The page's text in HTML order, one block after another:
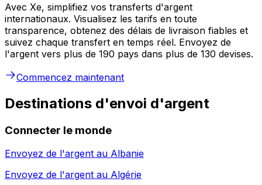
Avec Xe, simplifiez vos transferts d'argent
internationaux. Visualisez les tarifs en toute
transparence, obtenez des délais de livraison fiables et
suivez chaque transfert en temps réel. Envoyez de
l'argent vers plus de 190 pays dans plus de 130 devises.
Commencez maintenant
Destinations d'envoi d'argent
Connecter le monde
Envoyez de l'argent au Albanie
Envoyez de l'argent au Algérie